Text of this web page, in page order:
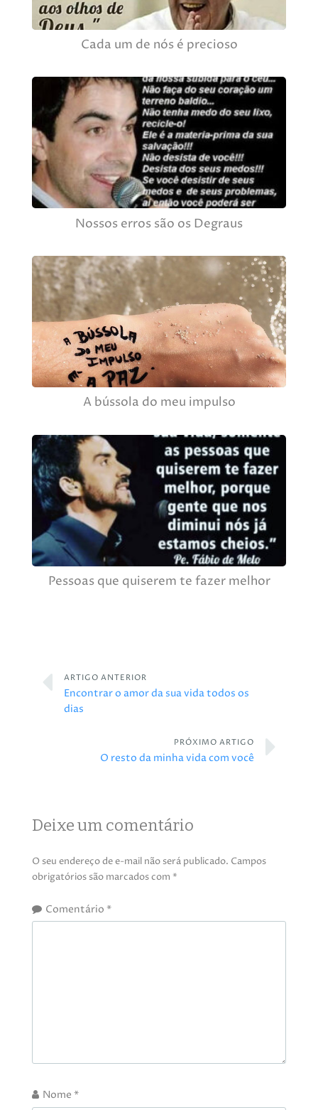
Cada um de nós é precioso
Nossos erros são os Degraus
A bússola do meu impulso
Pessoas que quiserem te fazer melhor
ARTIGO ANTERIOR
Encontrar o amor da sua vida todos os
dias
PRÓXIMO ARTIGO
O resto da minha vida com você
Deixe um comentário
O seu endereço de e-mail não será publicado. Campos
obrigatórios são marcados com *
Comentário *
Nome *